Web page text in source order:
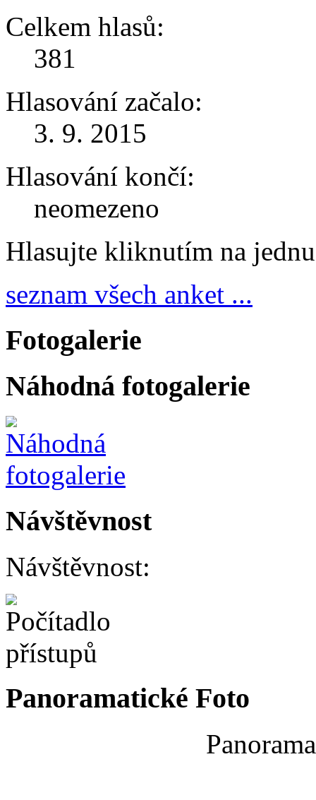
Celkem hlasů:
381
Hlasování začalo:
3. 9. 2015
Hlasování končí:
neomezeno
Hlasujte kliknutím na
seznam všech anket ...
Fotogalerie
Náhodná fotogalerie
Návštěvnost
Návštěvnost:
Panoramatické Foto